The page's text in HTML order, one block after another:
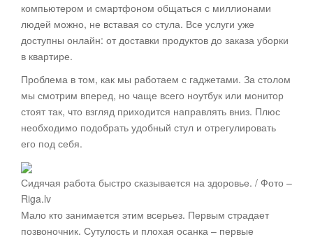
компьютером и смартфоном общаться с миллионами
людей можно, не вставая со стула. Все услуги уже
доступны онлайн: от доставки продуктов до заказа уборки
в квартире.
Проблема в том, как мы работаем с гаджетами. За столом
мы смотрим вперед, но чаще всего ноутбук или монитор
стоят так, что взгляд приходится направлять вниз. Плюс
необходимо подобрать удобный стул и отрегулировать
его под себя.
Сидячая работа быстро сказывается на здоровье. / Фото –
Riga.lv
Мало кто занимается этим всерьез. Первым страдает
позвоночник. Сутулость и плохая осанка – первые